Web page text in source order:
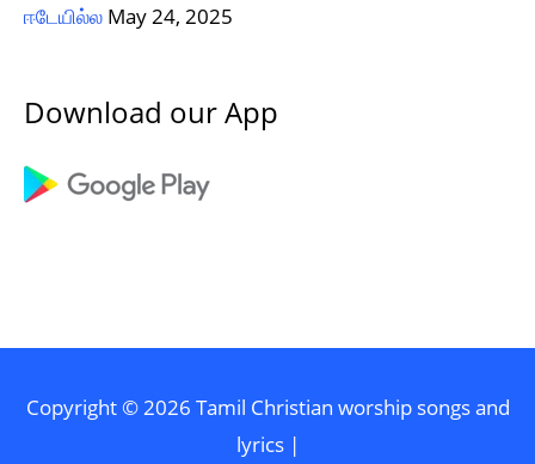
ஈடேயில்ல May 24, 2025
Download our App
Copyright © 2026 Tamil Christian worship songs and
lyrics|